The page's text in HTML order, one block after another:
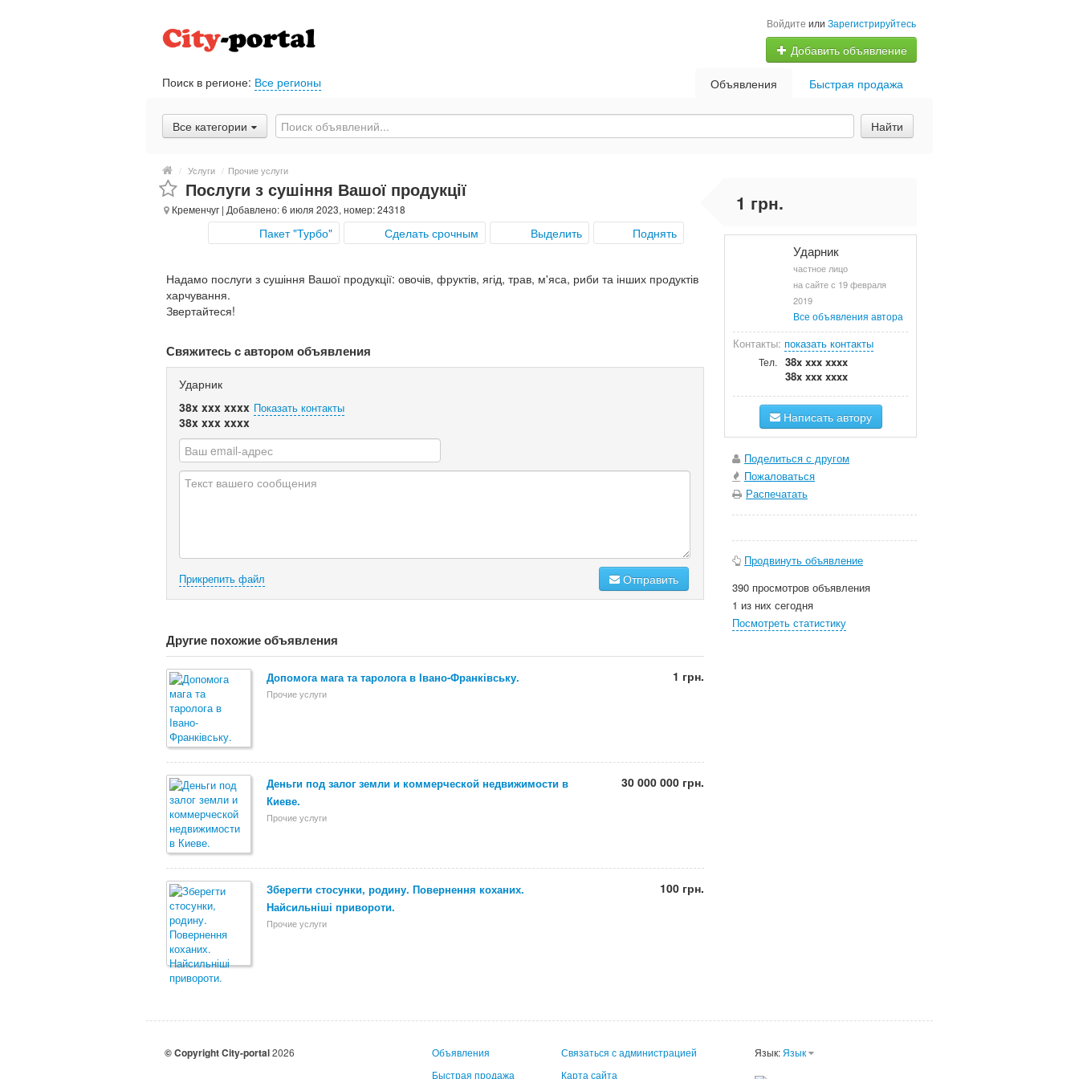
Войдите или Зарегистрируйтесь
Добавить объявление
Поиск в регионе: Все регионы Быстрая продажа
Объявления
Все категории Найти
/ Услуги / Прочие услуги
Послуги з сушіння Вашої продукції
Кременчуг | Добавлено: 6 июля 2023, номер: 24318
Пакет "Турбо" Сделать срочным Выделить Поднять
Надамо послуги з сушіння Вашої продукції: овочів, фруктів, ягід, трав, м'яса, риби та інших продуктів
харчування.
Звертайтеся!
Свяжитесь с автором объявления
Ударник
38x xxx xxxx Показать контакты
38x xxx xxxx
Прикрепить файл Отправить
Другие похожие объявления
Допомога мага та таролога в Івано-Франківську.
Прочие услуги
1 грн.
Деньги под залог земли и коммерческой недвижимости в
Киеве.
Прочие услуги
30 000 000 грн.
Зберегти стосунки, родину. Повернення коханих.
Найсильніші привороти.
Прочие услуги
100 грн.
1 грн.
Ударник
частное лицо
на сайте с 19 февраля
2019
Все объявления автора
Контакты: показать контакты
Тел.
38x xxx xxxx
38x xxx xxxx
Написать автору
Поделиться с другом
Пожаловаться
Распечатать
Продвинуть объявление
390 просмотров объявления
1 из них сегодня
Посмотреть статистику
© Copyright City-portal2026
Объявления
Быстрая продажа
Связаться с администрацией
Карта сайта
Язык: Язык